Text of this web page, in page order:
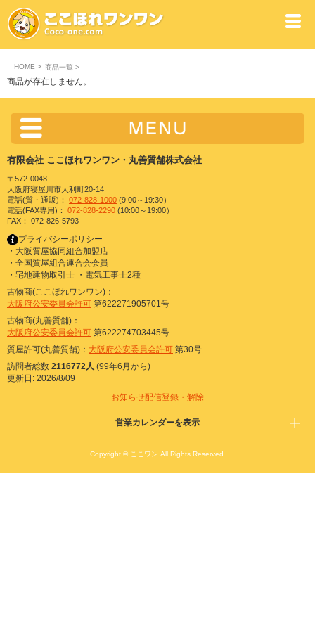
HOME > 商品一覧 >
商品が存在しません。
有限会社 ここほれワンワン・丸善質舗株式会社
〒572-0048
大阪府寝屋川市大利町20-14
電話(質・通販)： 072-828-1000 (9:00～19:30）
電話(FAX専用)： 072-828-2290 (10:00～19:00）
FAX： 072-826-5793
プライバシーポリシー
・大阪質屋協同組合加盟店
・全国質屋組合連合会会員
・宅地建物取引士 ・電気工事士2種
古物商(ここほれワンワン)：
大阪府公安委員会許可 第622271905701号
古物商(丸善質舗)：
大阪府公安委員会許可 第622274703445号
質屋許可(丸善質舗)： 大阪府公安委員会許可 第30号
訪問者総数 2116772人 (99年6月から)
更新日: 2026/8/09
お知らせ配信登録・解除
営業カレンダーを表示
Copyright © ここワン All Rights Reserved.